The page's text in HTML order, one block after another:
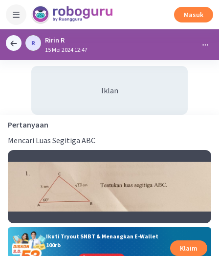
Masuk
Ririn R
15 Mei 2024 12:47
Iklan
Pertanyaan
Mencari Luas Segitiga ABC
Ikuti Tryout SNBT & Menangkan E-Wallet
100rb
Klaim